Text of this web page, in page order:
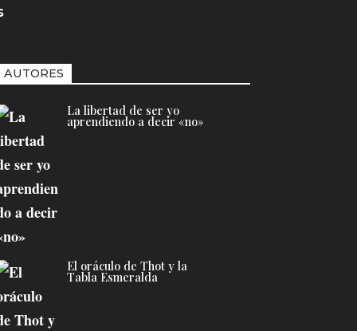
AUTORES
La libertad de ser yo
aprendiendo a decir «no»
El oráculo de Thot y la
Tabla Esmeralda